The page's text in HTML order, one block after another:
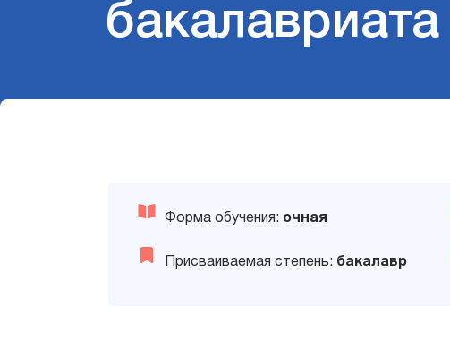
Форма обучения: очная
Присваиваемая степень: бакалавр